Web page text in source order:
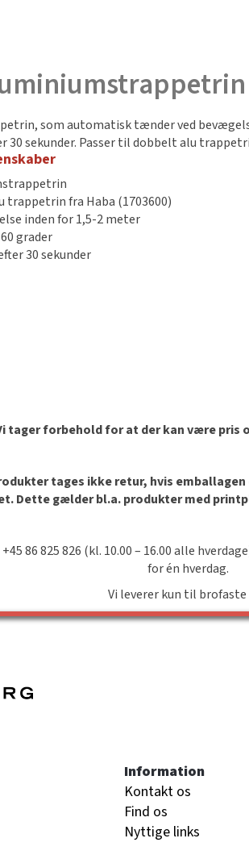
som automatisk tænder ved
30 sekunder. Passer til dobbelt alu
trappetrin fra Haba (1703600)
inden for 1,5-2 meter
grader
30 sekunder
tager forbehold for at der kan være pris
tages ikke retur, hvis
Dette gælder bl.a. produkter med
86 825 826 (kl. 10.00 – 16.00 alle
for én hverdag.
Vi leverer kun til brofaste
Information
Kontakt os
Find os
Nyttige links